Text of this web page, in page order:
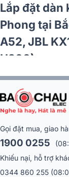
cho
Gọi đặt mua, giao
1900 0255
Khiếu nại, hỗ trợ
0344 860 255